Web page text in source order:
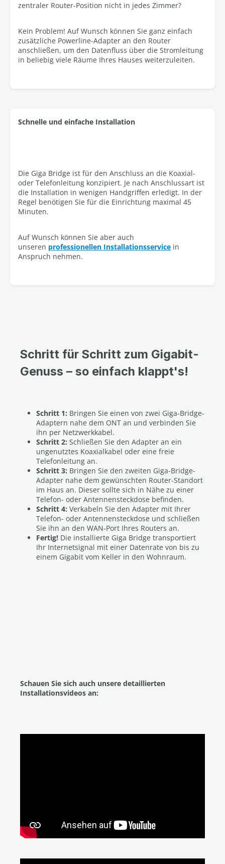
zentraler Router-Position nicht in jedes Zimmer?
Kein Problem! Auf Wunsch können Sie ganz einfach
zusätzliche Powerline-Adapter an den Router
anschließen, um den Datenfluss über die Stromleitung
in beliebig viele Räume Ihres Hauses weiterzuleiten.
Schnelle und einfache Installation
Die Giga Bridge ist für den Anschluss an die Koaxial-
oder Telefonleitung konzipiert. Je nach Anschlussart ist
die Installation in wenigen Handgriffen erledigt. In der
Regel benötigen Sie für die Einrichtung maximal 45
Minuten.
Auf Wunsch können Sie aber auch
unseren professionellen Installationsservice in
Anspruch nehmen.
Schritt für Schritt zum Gigabit-
Genuss – so einfach klappt's!
Schritt 1: Bringen Sie einen von zwei Giga-Bridge-
Adaptern nahe dem ONT an und verbinden Sie
ihn per Netzwerkkabel.
Schritt 2: Schließen Sie den Adapter an ein
ungenutztes Koaxialkabel oder eine freie
Telefonleitung an.
Schritt 3: Bringen Sie den zweiten Giga-Bridge-
Adapter nahe dem gewünschten Router-Standort
im Haus an. Dieser sollte sich in Nähe zu einer
Telefon- oder Antennensteckdose befinden.
Schritt 4: Verkabeln Sie den Adapter mit Ihrer
Telefon- oder Antennensteckdose und schließen
Sie ihn an den WAN-Port Ihres Routers an.
Fertig! Die installierte Giga Bridge transportiert
Ihr Internetsignal mit einer Datenrate von bis zu
einem Gigabit vom Keller in den Wohnraum.
Schauen Sie sich auch unsere detaillierten
Installationsvideos an: